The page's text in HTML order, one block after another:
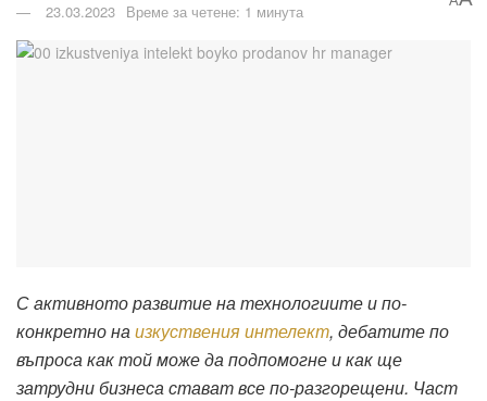
23.03.2023 Време за четене: 1 минута
С активното развитие на технологиите и по-
конкретно наизкуствения интелект, дебатите по
въпроса как той може да подпомогне и как ще
затрудни бизнеса стават все по-разгорещени. Част